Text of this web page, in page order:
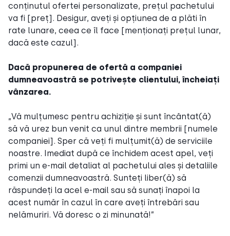
conținutul ofertei personalizate, prețul pachetului
va fi [preț]. Desigur, aveți și opțiunea de a plăti în
rate lunare, ceea ce îl face [menționați prețul lunar,
dacă este cazul].
Dacă propunerea de ofertă a companiei
dumneavoastră se potrivește clientului, încheiați
vânzarea.
„Vă mulțumesc pentru achiziție și sunt încântat(ă)
să vă urez bun venit ca unul dintre membrii [numele
companiei]. Sper că veți fi mulțumit(ă) de serviciile
noastre. Imediat după ce închidem acest apel, veți
primi un e-mail detaliat al pachetului ales și detaliile
comenzii dumneavoastră. Sunteți liber(ă) să
răspundeți la acel e-mail sau să sunați înapoi la
acest număr în cazul în care aveți întrebări sau
nelămuriri. Vă doresc o zi minunată!”